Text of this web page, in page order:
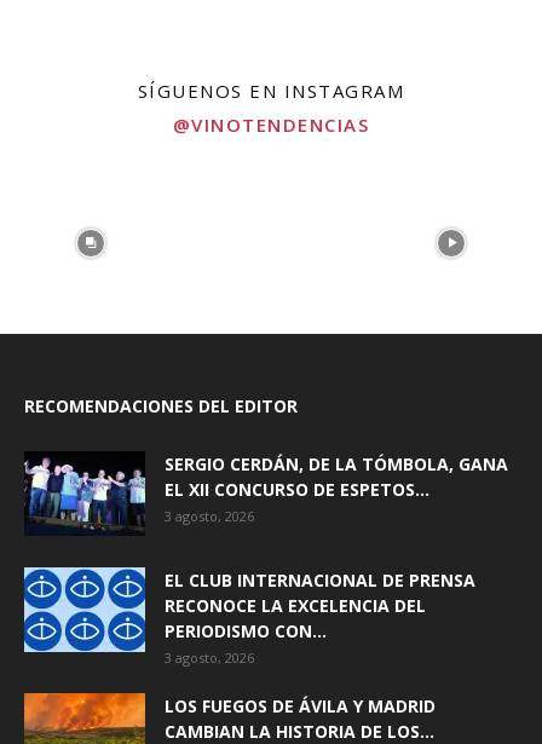
SÍGUENOS EN INSTAGRAM
@VINOTENDENCIAS
RECOMENDACIONES DEL EDITOR
SERGIO CERDÁN, DE LA TÓMBOLA, GANA
EL XII CONCURSO DE ESPETOS...
3 agosto, 2026
EL CLUB INTERNACIONAL DE PRENSA
RECONOCE LA EXCELENCIA DEL
PERIODISMO CON...
3 agosto, 2026
LOS FUEGOS DE ÁVILA Y MADRID
CAMBIAN LA HISTORIA DE LOS...